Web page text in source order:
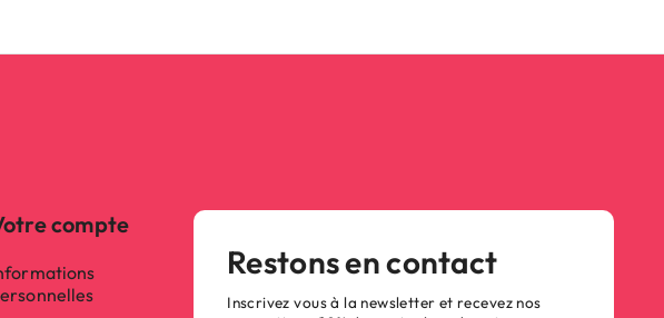
compte
Restons en contact
Inscrivez vous à la newsletter et recevez nos